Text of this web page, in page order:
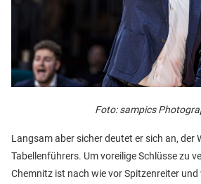
Foto: sampics
Langsam aber sicher deutet er sich an, der
Tabellenführers. Um voreilige Schlüsse zu
Chemnitz ist nach wie vor Spitzenreiter